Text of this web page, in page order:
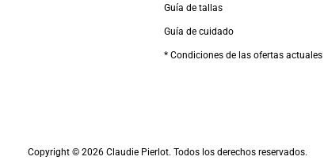
Guía de tallas
Guía de cuidado
* Condiciones de las ofertas actuales
Copyright © 2026 Claudie Pierlot. Todos los derechos reservados.